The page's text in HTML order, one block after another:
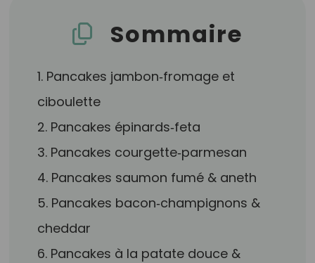
Sommaire
1. Pancakes jambon‑fromage et
ciboulette
2. Pancakes épinards‑feta
3. Pancakes courgette‑parmesan
4. Pancakes saumon fumé & aneth
5. Pancakes bacon‑champignons &
cheddar
6. Pancakes à la patate douce &